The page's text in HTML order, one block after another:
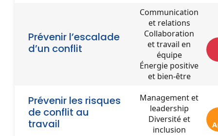
Prévenir l’escalade
d’un conflit
Communication
et relations
Collaboration
et travail en
équipe
Énergie positive
et bien-être
Prévenir les risques
de conflit au
travail
Management et
leadership
Diversité et
inclusion